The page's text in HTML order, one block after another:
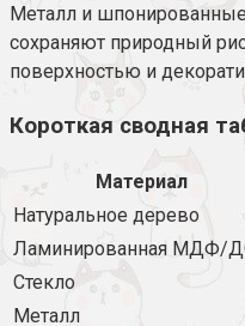
Металл и
сохраняют природный
поверхностью и
Короткая сводная
Материал
Натуральное дерево
Ламинированная МДФ/
Стекло
Металл